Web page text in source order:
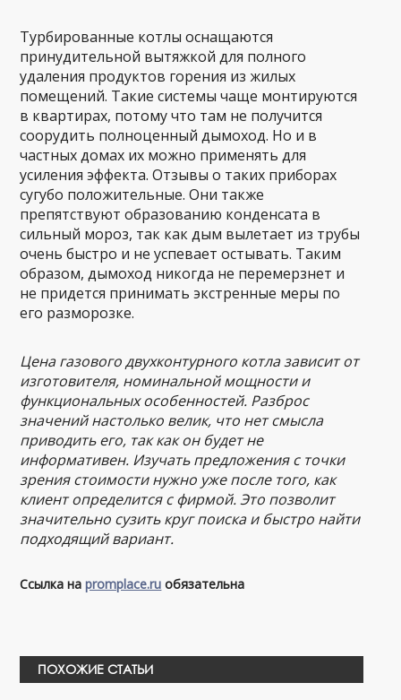
Турбированные котлы оснащаются
принудительной вытяжкой для полного
удаления продуктов горения из жилых
помещений. Такие системы чаще монтируются
в квартирах, потому что там не получится
соорудить полноценный дымоход. Но и в
частных домах их можно применять для
усиления эффекта. Отзывы о таких приборах
сугубо положительные. Они также
препятствуют образованию конденсата в
сильный мороз, так как дым вылетает из трубы
очень быстро и не успевает остывать. Таким
образом, дымоход никогда не перемерзнет и
не придется принимать экстренные меры по
его разморозке.
Цена газового двухконтурного котла зависит от
изготовителя, номинальной мощности и
функциональных особенностей. Разброс
значений настолько велик, что нет смысла
приводить его, так как он будет не
информативен. Изучать предложения с точки
зрения стоимости нужно уже после того, как
клиент определится с фирмой. Это позволит
значительно сузить круг поиска и быстро найти
подходящий вариант.
Ссылка наpromplace.ru обязательна
ПОХОЖИЕ СТАТЬИ